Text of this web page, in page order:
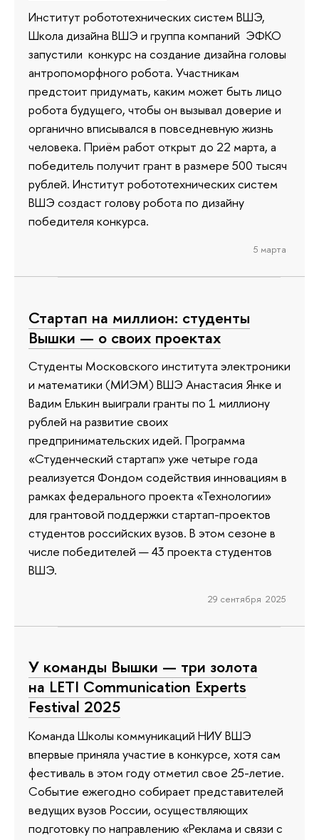
Институт робототехнических систем ВШЭ,
Школа дизайна ВШЭ и группа компаний ЭФКО
запустили конкурс на создание дизайна головы
антропоморфного робота. Участникам
предстоит придумать, каким может быть лицо
робота будущего, чтобы он вызывал доверие и
органично вписывался в повседневную жизнь
человека. Приём работ открыт до 22 марта, а
победитель получит грант в размере 500 тысяч
рублей. Институт робототехнических систем
ВШЭ создаст голову робота по дизайну
победителя конкурса.
5 марта
Стартап на миллион: студенты
Вышки — о своих проектах
Студенты Московского института электроники
и математики (МИЭМ) ВШЭ Анастасия Янке и
Вадим Елькин выиграли гранты по 1 миллиону
рублей на развитие своих
предпринимательских идей. Программа
«Студенческий стартап» уже четыре года
реализуется Фондом содействия инновациям в
рамках федерального проекта «Технологии»
для грантовой поддержки стартап-проектов
студентов российских вузов. В этом сезоне в
числе победителей — 43 проекта студентов
ВШЭ.
29 сентября 2025
У команды Вышки — три золота
на LETI Communication Experts
Festival 2025
Команда Школы коммуникаций НИУ ВШЭ
впервые приняла участие в конкурсе, хотя сам
фестиваль в этом году отметил свое 25-летие.
Событие ежегодно собирает представителей
ведущих вузов России, осуществляющих
подготовку по направлению «Реклама и связи с